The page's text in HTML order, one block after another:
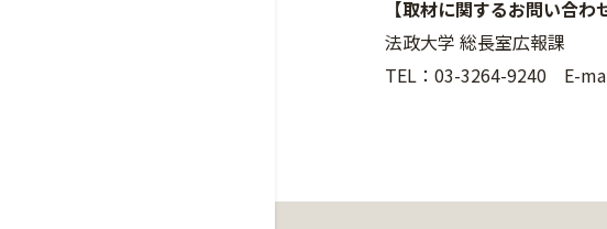
【取材に関するお問い合わ
法政大学 総長室広報課
TEL：03-3264-9240 E-